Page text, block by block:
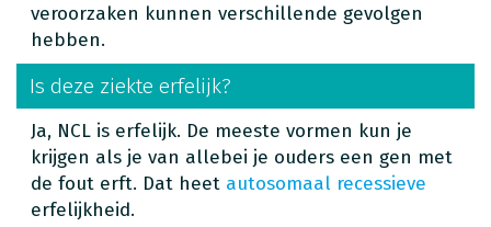
veroorzaken kunnen verschillende gevolgen
hebben.
Is deze ziekte erfelijk?
Ja, NCL is erfelijk. De meeste vormen kun je
krijgen als je van allebei je ouders een gen met
de fout erft. Dat heet autosomaal recessieve
erfelijkheid.